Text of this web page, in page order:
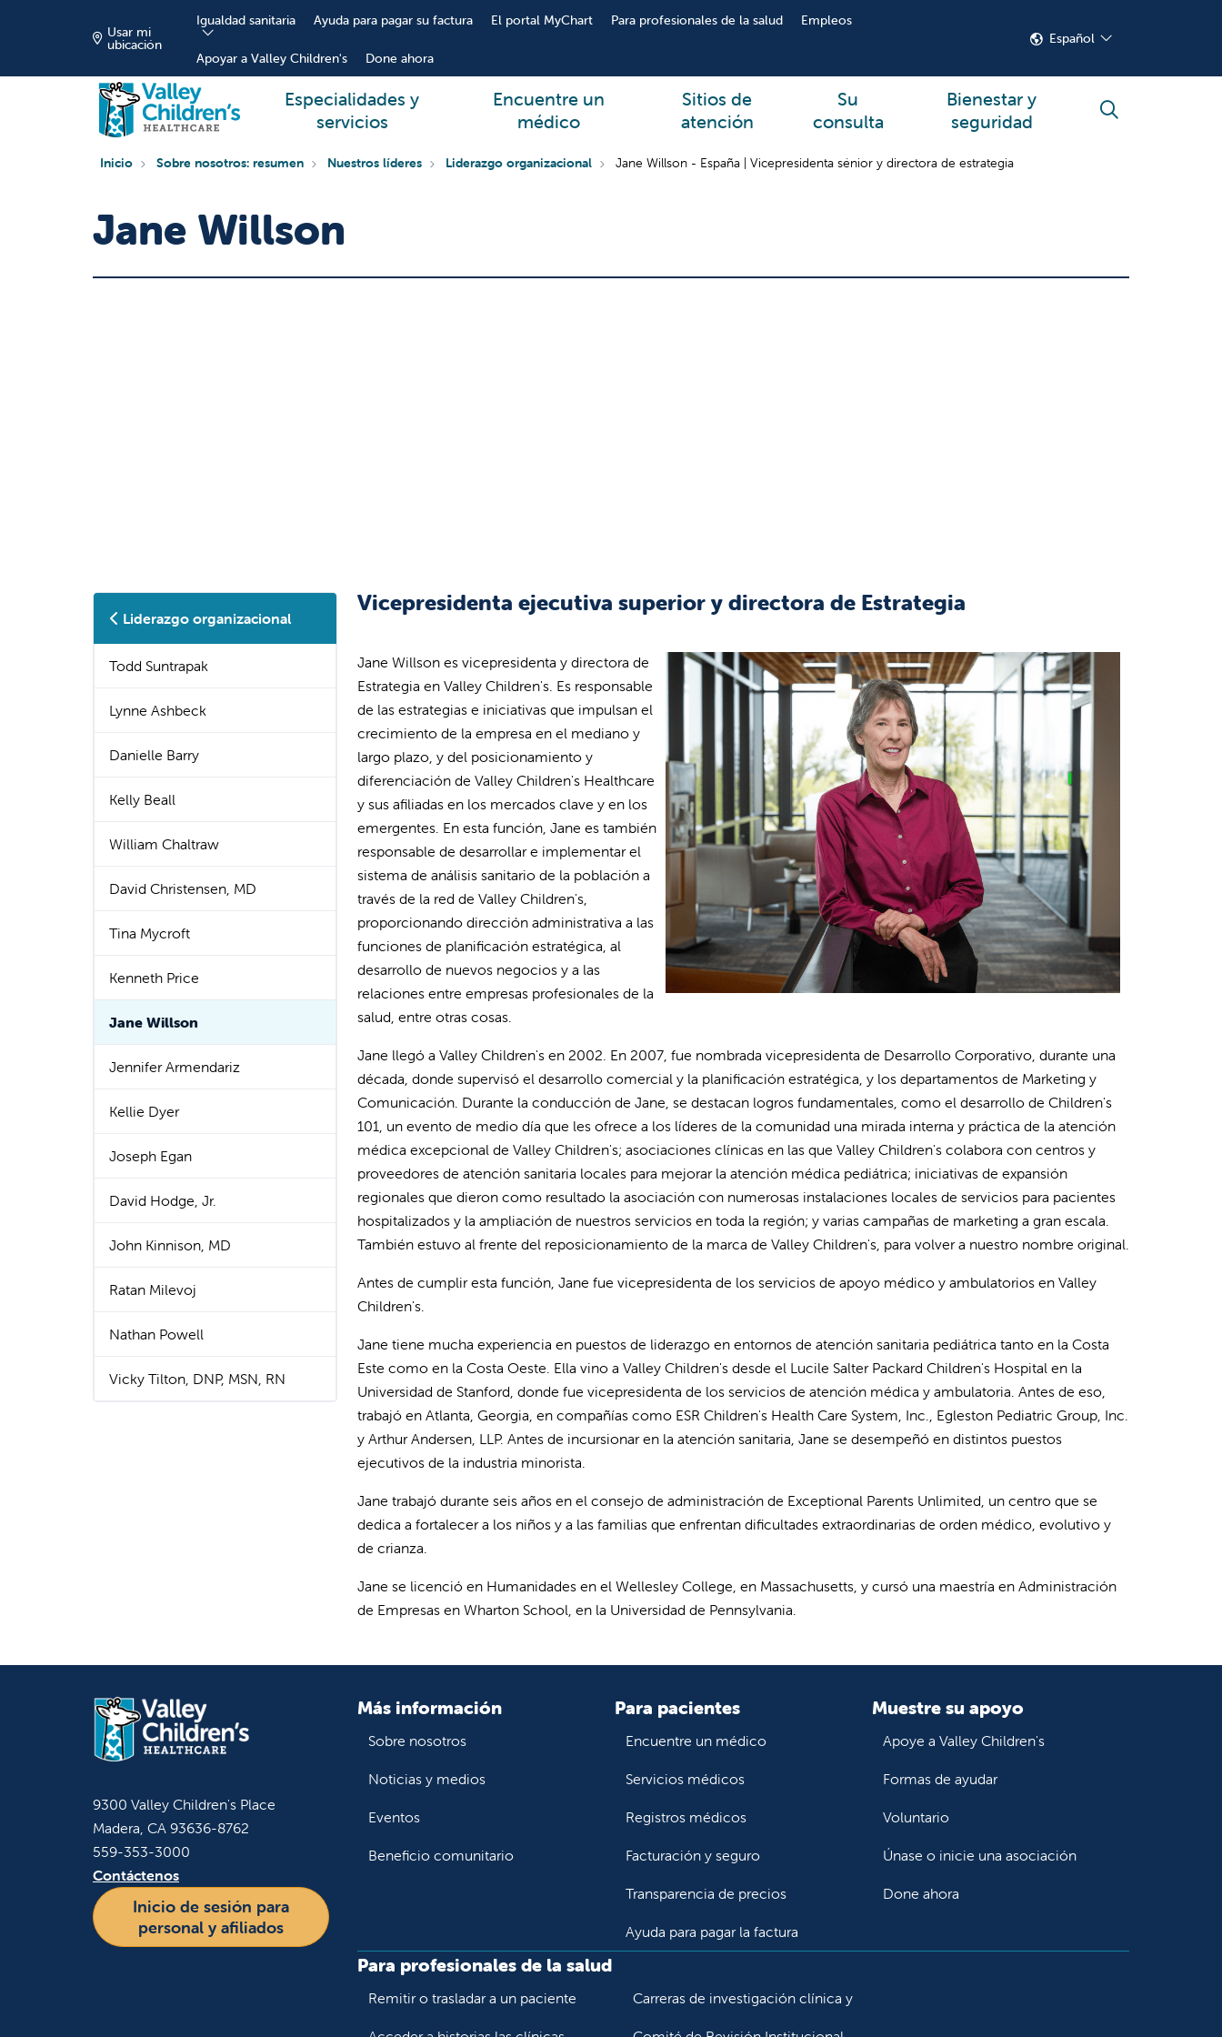
Usar mi
ubicación
Igualdad sanitaria Ayuda para pagar su factura El portal MyChart Para profesionales de la salud Empleos
Apoyar a Valley Children's Done ahora
Español
Especialidades y
servicios
Encuentre un
médico
Sitios de
atención
Su
consulta
Bienestar y
seguridad
buscar
Inicio Sobre nosotros: resumen Nuestros líderes Liderazgo organizacional Jane Willson - España | Vicepresidenta sénior y directora de estrategia
Jane Willson
Liderazgo organizacional
Todd Suntrapak
Lynne Ashbeck
Danielle Barry
Kelly Beall
William Chaltraw
David Christensen, MD
Tina Mycroft
Kenneth Price
Jane Willson
Jennifer Armendariz
Kellie Dyer
Joseph Egan
David Hodge, Jr.
John Kinnison, MD
Ratan Milevoj
Nathan Powell
Vicky Tilton, DNP, MSN, RN
Vicepresidenta ejecutiva superior y directora de Estrategia
Jane Willson es vicepresidenta y directora de
Estrategia en Valley Children's. Es responsable
de las estrategias e iniciativas que impulsan el
crecimiento de la empresa en el mediano y
largo plazo, y del posicionamiento y
diferenciación de Valley Children's Healthcare
y sus afiliadas en los mercados clave y en los
emergentes. En esta función, Jane es también
responsable de desarrollar e implementar el
sistema de análisis sanitario de la población a
través de la red de Valley Children's,
proporcionando dirección administrativa a las
funciones de planificación estratégica, al
desarrollo de nuevos negocios y a las
relaciones entre empresas profesionales de la
salud, entre otras cosas.
Jane llegó a Valley Children's en 2002. En 2007, fue nombrada vicepresidenta de Desarrollo Corporativo, durante una
década, donde supervisó el desarrollo comercial y la planificación estratégica, y los departamentos de Marketing y
Comunicación. Durante la conducción de Jane, se destacan logros fundamentales, como el desarrollo de Children's
101, un evento de medio día que les ofrece a los líderes de la comunidad una mirada interna y práctica de la atención
médica excepcional de Valley Children's; asociaciones clínicas en las que Valley Children's colabora con centros y
proveedores de atención sanitaria locales para mejorar la atención médica pediátrica; iniciativas de expansión
regionales que dieron como resultado la asociación con numerosas instalaciones locales de servicios para pacientes
hospitalizados y la ampliación de nuestros servicios en toda la región; y varias campañas de marketing a gran escala.
También estuvo al frente del reposicionamiento de la marca de Valley Children's, para volver a nuestro nombre original.
Antes de cumplir esta función, Jane fue vicepresidenta de los servicios de apoyo médico y ambulatorios en Valley
Children's.
Jane tiene mucha experiencia en puestos de liderazgo en entornos de atención sanitaria pediátrica tanto en la Costa
Este como en la Costa Oeste. Ella vino a Valley Children's desde el Lucile Salter Packard Children's Hospital en la
Universidad de Stanford, donde fue vicepresidenta de los servicios de atención médica y ambulatoria. Antes de eso,
trabajó en Atlanta, Georgia, en compañías como ESR Children's Health Care System, Inc., Egleston Pediatric Group, Inc.
y Arthur Andersen, LLP. Antes de incursionar en la atención sanitaria, Jane se desempeñó en distintos puestos
ejecutivos de la industria minorista.
Jane trabajó durante seis años en el consejo de administración de Exceptional Parents Unlimited, un centro que se
dedica a fortalecer a los niños y a las familias que enfrentan dificultades extraordinarias de orden médico, evolutivo y
de crianza.
Jane se licenció en Humanidades en el Wellesley College, en Massachusetts, y cursó una maestría en Administración
de Empresas en Wharton School, en la Universidad de Pennsylvania.
9300 Valley Children's Place
Madera, CA 93636-8762
559-353-3000
Contáctenos
Inicio de sesión para
personal y afiliados
Más información
Sobre nosotros
Noticias y medios
Eventos
Beneficio comunitario
Para pacientes
Encuentre un médico
Servicios médicos
Registros médicos
Facturación y seguro
Transparencia de precios
Ayuda para pagar la factura
Muestre su apoyo
Apoye a Valley Children's
Formas de ayudar
Voluntario
Únase o inicie una asociación
Done ahora
Para profesionales de la salud
Remitir o trasladar a un paciente Carreras de investigación clínica y